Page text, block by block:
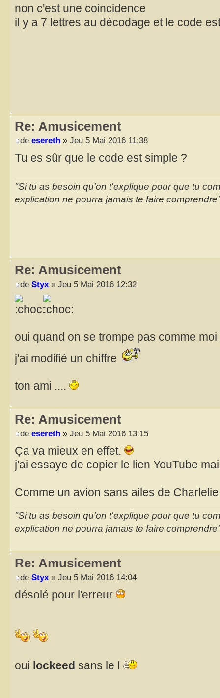
non c'est une coincidence
il y a 7 lettres au décodage et le code
Re: Amusicement
de esereth » Jeu 5 Mai 2016 11:38
Tu es sûr que le code est simple ?
"Si tu as besoin qu'on t'explique pour que tu
explication ne pourra jamais te faire
Re: Amusicement
de Styx » Jeu 5 Mai 2016 12:32
oui quand on se trompe pas comme moi
j'ai modifié un chiffre
ton ami ....
Re: Amusicement
de esereth » Jeu 5 Mai 2016 13:15
Ça va mieux en effet.
j'ai essaye de copier le lien YouTube
Comme un avion sans ailes de
"Si tu as besoin qu'on t'explique pour que tu
explication ne pourra jamais te faire
Re: Amusicement
de Styx » Jeu 5 Mai 2016 14:04
désolé pour l'erreur
oui lockeed sans le l